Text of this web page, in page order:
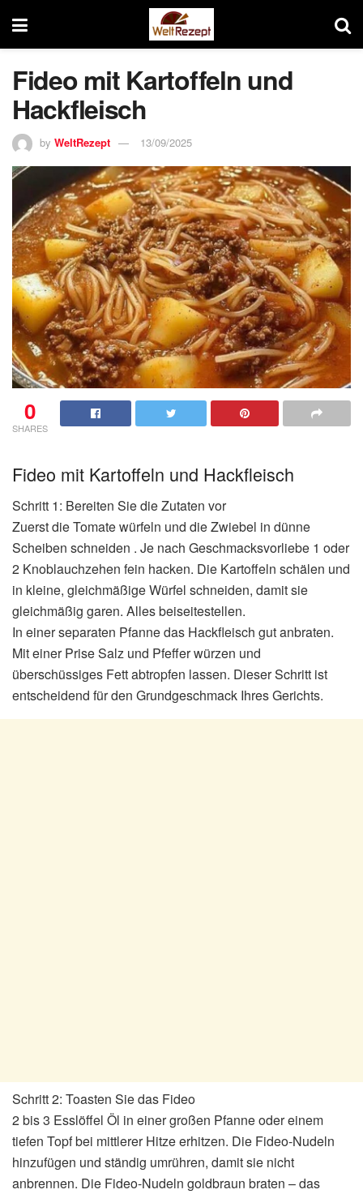
Fideo mit Kartoffeln und
Hackfleisch
by WeltRezept 13/09/2025
0
SHARES
Fideo mit Kartoffeln und Hackfleisch
Schritt 1: Bereiten Sie die Zutaten vor
Zuerst die Tomate würfeln und die Zwiebel in dünne
Scheiben schneiden . Je nach Geschmacksvorliebe 1 oder
2 Knoblauchzehen fein hacken. Die Kartoffeln schälen und
in kleine, gleichmäßige Würfel schneiden, damit sie
gleichmäßig garen. Alles beiseitestellen.
In einer separaten Pfanne das Hackfleisch gut anbraten.
Mit einer Prise Salz und Pfeffer würzen und
überschüssiges Fett abtropfen lassen. Dieser Schritt ist
entscheidend für den Grundgeschmack Ihres Gerichts.
Schritt 2: Toasten Sie das Fideo
2 bis 3 Esslöffel Öl in einer großen Pfanne oder einem
tiefen Topf bei mittlerer Hitze erhitzen. Die Fideo-Nudeln
hinzufügen und ständig umrühren, damit sie nicht
anbrennen. Die Fideo-Nudeln goldbraun braten – das